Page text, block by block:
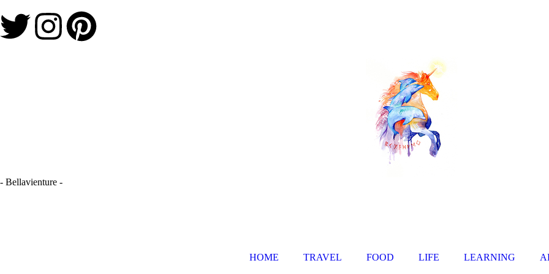
- Bellavienture -
HOME TRAVEL FOOD LIFE LEARNING